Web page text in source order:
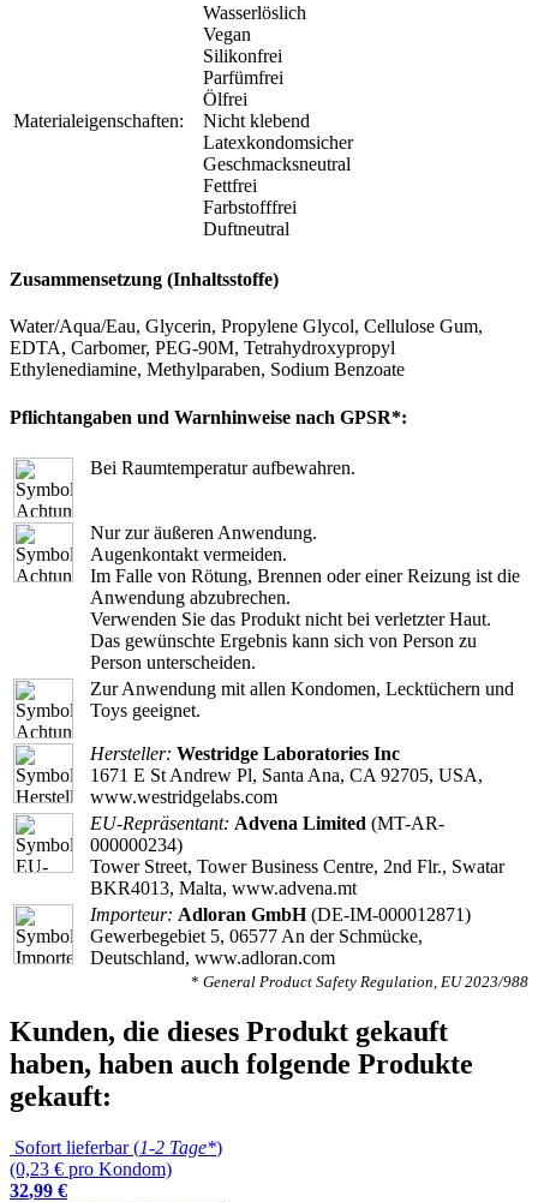
Materialeigenschaften:
Wasserlöslich
Vegan
Silikonfrei
Parfümfrei
Ölfrei
Nicht klebend
Latexkondomsicher
Geschmacksneutral
Fettfrei
Farbstofffrei
Duftneutral
Zusammensetzung (Inhaltsstoffe)
Water/Aqua/Eau, Glycerin, Propylene Glycol, Cellulose Gum,
EDTA, Carbomer, PEG-90M, Tetrahydroxypropyl
Ethylenediamine, Methylparaben, Sodium Benzoate
Pflichtangaben und Warnhinweise nach GPSR*:
Bei Raumtemperatur aufbewahren.
Nur zur äußeren Anwendung.
Augenkontakt vermeiden.
Im Falle von Rötung, Brennen oder einer Reizung ist die
Anwendung abzubrechen.
Verwenden Sie das Produkt nicht bei verletzter Haut.
Das gewünschte Ergebnis kann sich von Person zu
Person unterscheiden.
Zur Anwendung mit allen Kondomen, Lecktüchern und
Toys geeignet.
Hersteller: Westridge Laboratories Inc
1671 E St Andrew Pl, Santa Ana, CA 92705, USA,
www.westridgelabs.com
EU-Repräsentant: Advena Limited (MT-AR-
000000234)
Tower Street, Tower Business Centre, 2nd Flr., Swatar
BKR4013, Malta, www.advena.mt
Importeur: Adloran GmbH(DE-IM-000012871)
Gewerbegebiet 5, 06577 An der Schmücke,
Deutschland, www.adloran.com
* General Product Safety Regulation, EU 2023/988
Kunden, die dieses Produkt gekauft
haben, haben auch folgende Produkte
gekauft:
Sofort lieferbar (1-2 Tage*)
(0,23 € pro Kondom)
32,99 €